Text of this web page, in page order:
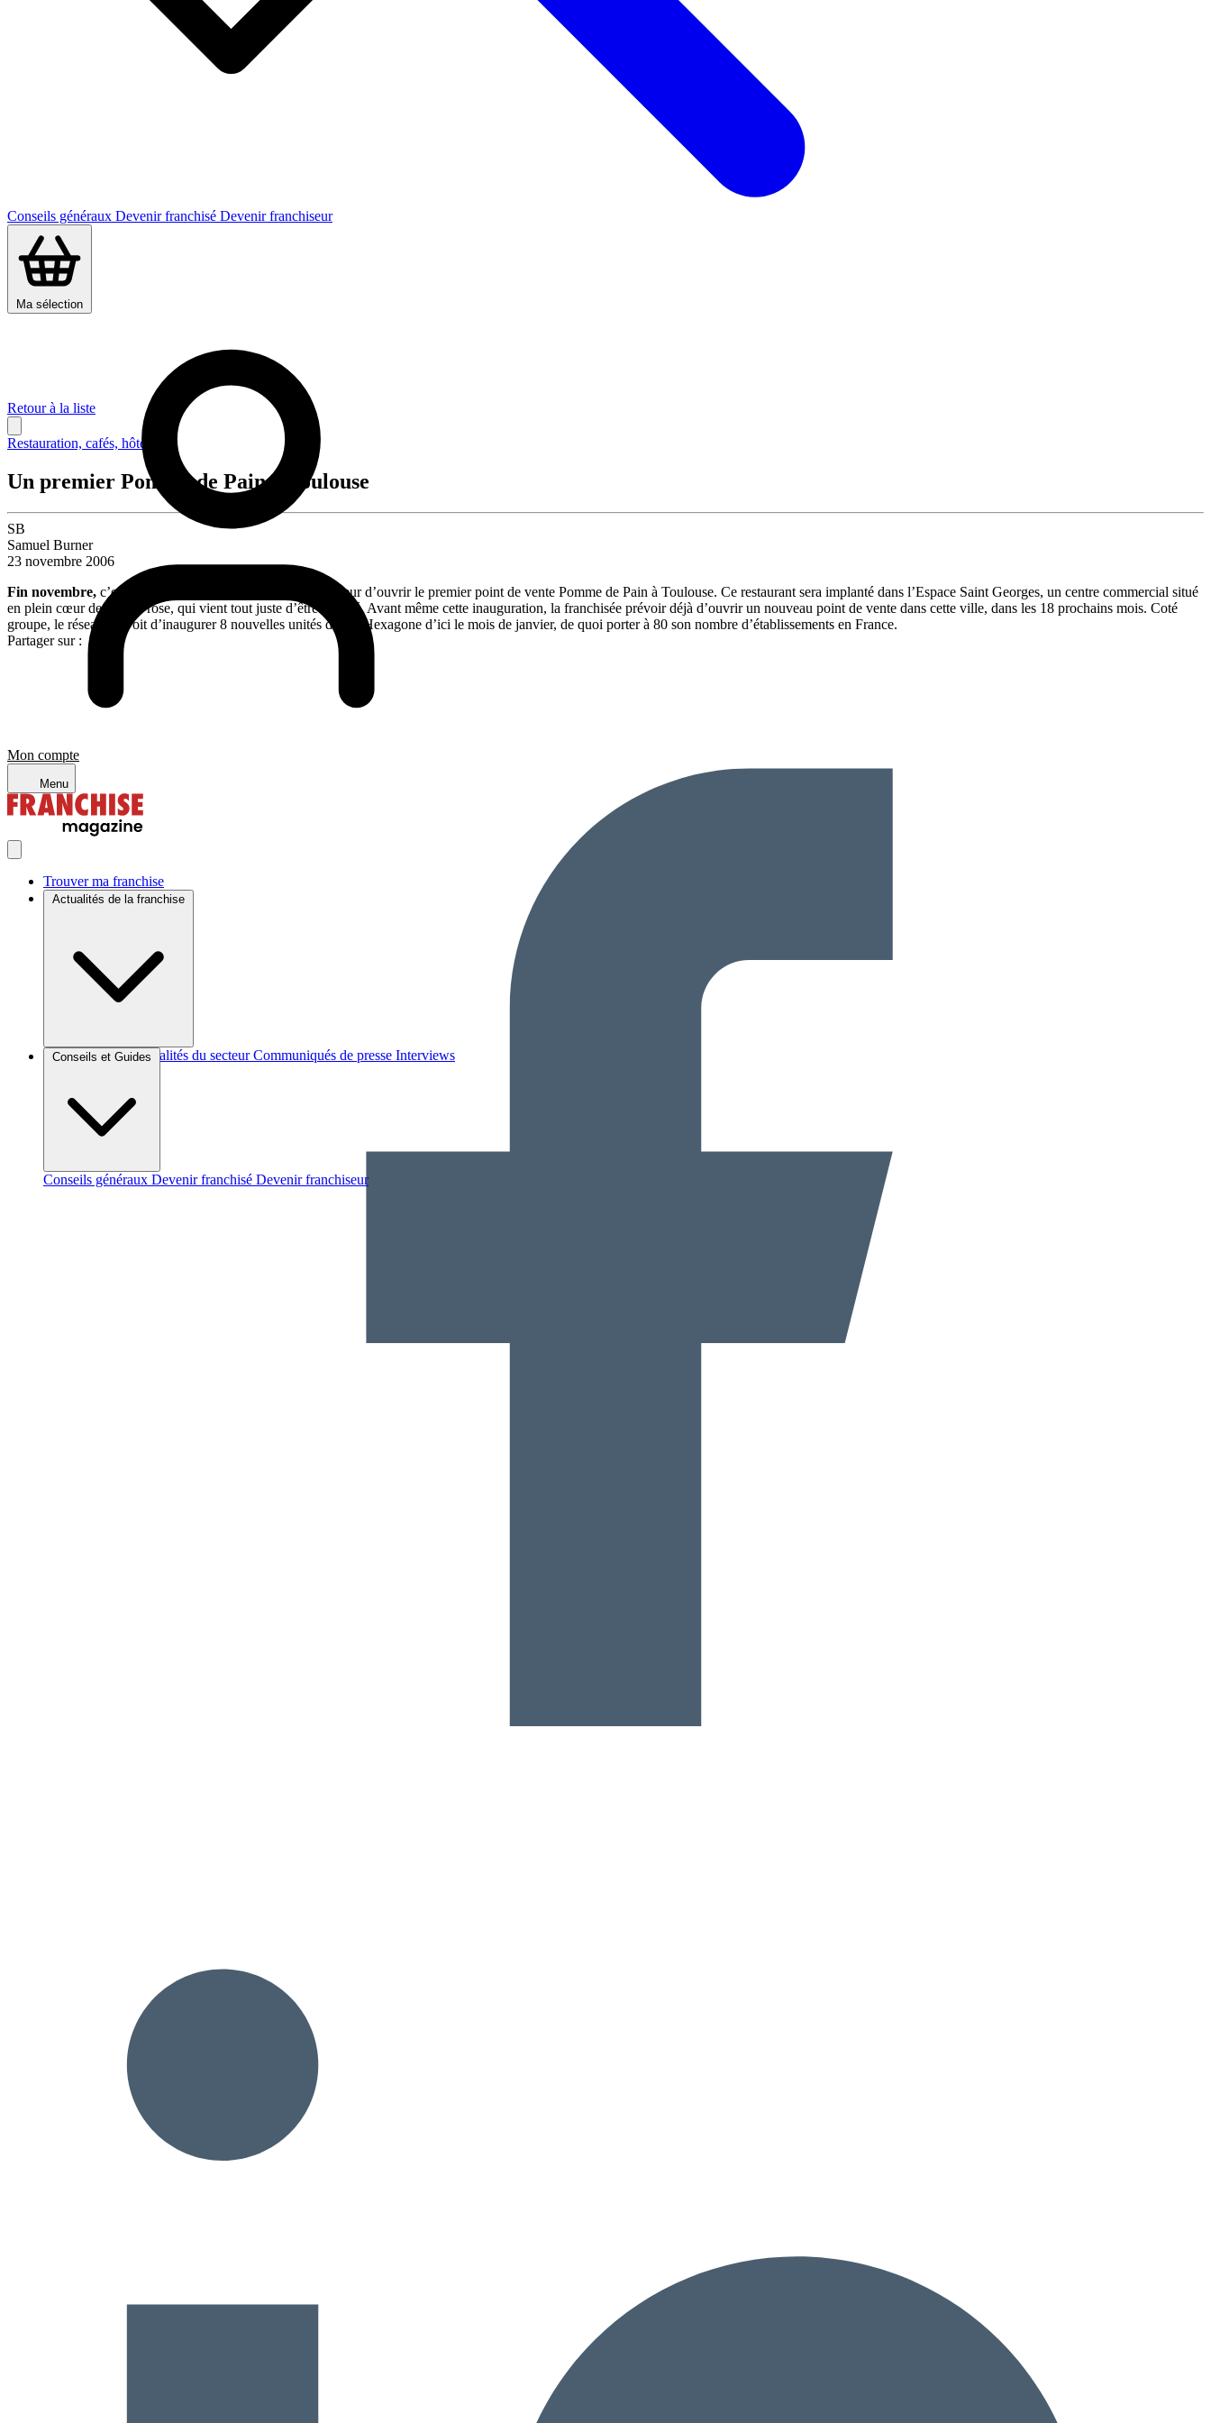
Conseils généraux Devenir franchisé Devenir franchiseur
Ma sélection
Mon compte
Menu
Trouver ma franchise
Actualités de la franchise
Brèves et actus Actualités du secteur Communiqués de presse Interviews
Conseils et Guides
Conseils généraux Devenir franchisé Devenir franchiseur
Retour à la liste
Restauration, cafés, hôtellerie
Un premier Pomme de Pain à Toulouse
SB
Samuel Burner
23 novembre 2006
Fin novembre, c’est à une franchisée que reviendra l’honneur d’ouvrir le premier point de vente Pomme de Pain à Toulouse. Ce restaurant sera implanté dans l’Espace Saint Georges, un centre commercial situé
en plein cœur de la ville rose, qui vient tout juste d’être rénové. Avant même cette inauguration, la franchisée prévoir déjà d’ouvrir un nouveau point de vente dans cette ville, dans les 18 prochains mois. Coté
groupe, le réseau prévoit d’inaugurer 8 nouvelles unités dans l’Hexagone d’ici le mois de janvier, de quoi porter à 80 son nombre d’établissements en France.
Partager sur :